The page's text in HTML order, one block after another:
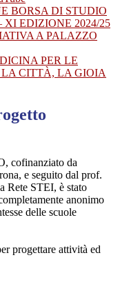
BORSA DI STUDIO
EDIZIONE 2024/25
A PALAZZO
PER LE
CITTÀ, LA GIOIA
cofinanziato da
e seguito dal prof.
Rete STEI, è stato
anonimo
delle scuole
progettare attività ed